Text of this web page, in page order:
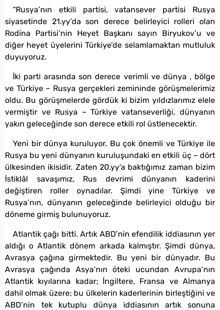
“Rusya’nın etkili partisi, vatansever partisi Rusya
siyasetinde 21.yy’da son derece belirleyici rolleri olan
Rodina Partisi’nin Heyet Başkanı sayın Biryukov’u ve
diğer heyet üyelerini Türkiye’de selamlamaktan mutluluk
duyuyoruz.
İki parti arasında son derece verimli ve dünya , bölge
ve Türkiye – Rusya gerçekleri zemininde görüşmelerimiz
oldu. Bu görüşmelerde gördük ki bizim yıldızlarımız elele
vermiştir ve Rusya – Türkiye vatanseverliği, dünyanın
yakın geleceğinde son derece etkili rol üstlenecektir.
Yeni bir dünya kuruluyor. Bu çok önemli ve Türkiye ile
Rusya bu yeni dünyanın kuruluşundaki en etkili üç – dört
ülkesinden ikisidir. Zaten 20.yy’a baktığımız zaman bizim
İstiklâl savaşımız, Rus devrimi dünyanın kaderini
değiştiren roller oynadılar. Şimdi yine Türkiye ve
Rusya’nın, dünyanın geleceğinde belirleyici olduğu bir
döneme girmiş bulunuyoruz.
Atlantik çağı bitti. Artık ABD’nin efendilik iddiasının yer
aldığı o Atlantik dönem arkada kalmıştır. Şimdi dünya,
Avrasya çağına girmektedir. Bu yeni bir dünyadır. Bu
Avrasya çağında Asya’nın öteki ucundan Avrupa’nın
Atlantik kıyılarına kadar; İngiltere, Fransa ve Almanya
dahil olmak üzere; bu ülkelerin kaderlerinin birleştiğini ve
ABD’nin tek kutuplu dünya iddiasının artık sonuna